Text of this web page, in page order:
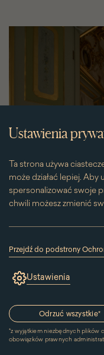
Ustawienia
Ta strona używa
może działać lepiej. Aby uzyskać więcej informacji i
spersonalizować swoje
chwili możesz zmienić
używanie plików
„Cookies” znajdującą
Przesuwając suwak w
konkretne ciasteczko.
wyłączasz taką zgodę.
Przejdź do podstrony
(link
się
oknie)
Ustawienia
Odrzuć wszystkie*
*z wyjątkiem niezbędnych plików
obowiązków prawnych
Gabinet